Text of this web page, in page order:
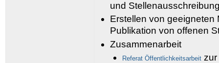
und
Erstellen von geeigneten
Publikation von offenen
Zusammenarbeit
Referat Öffentlichkeitsarbeit zur